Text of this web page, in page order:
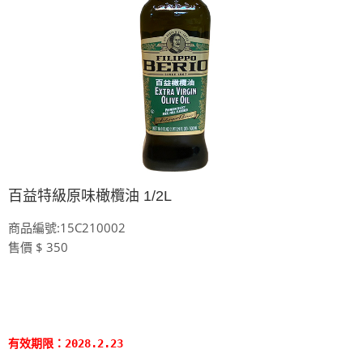
百益特級原味橄欖油 1/2L
商品編號:15C210002
售價 $ 350
有效期限：2028.2.23